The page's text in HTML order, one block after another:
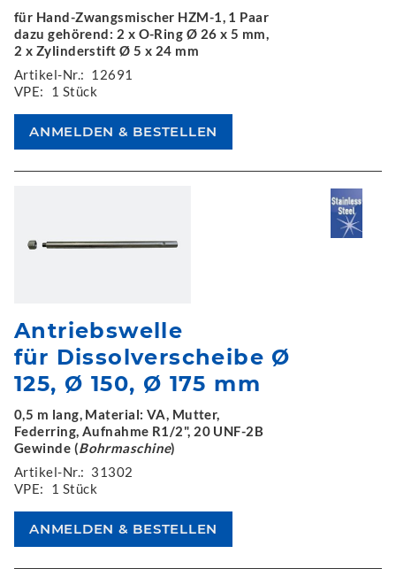
für Hand-Zwangsmischer HZM-1, 1 Paar
dazu gehörend: 2 x O-Ring Ø 26 x 5 mm,
2 x Zylinderstift Ø 5 x 24 mm
Artikel-Nr.: 12691
VPE:
1 Stück
Antriebswelle
für Dissolverscheibe Ø
125, Ø 150, Ø 175 mm
0,5 m lang, Material: VA, Mutter,
Federring, Aufnahme R1/2", 20 UNF-2B
Gewinde (Bohrmaschine)
Artikel-Nr.: 31302
VPE:
1 Stück